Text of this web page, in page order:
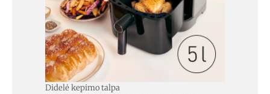
Didelė kepimo talpa